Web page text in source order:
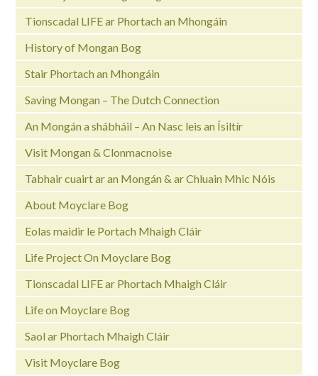
Tionscadal LIFE ar Phortach an Mhongáin
History of Mongan Bog
Stair Phortach an Mhongáin
Saving Mongan – The Dutch Connection
An Mongán a shábháil – An Nasc leis an Ísiltír
Visit Mongan & Clonmacnoise
Tabhair cuairt ar an Mongán & ar Chluain Mhic Nóis
About Moyclare Bog
Eolas maidir le Portach Mhaigh Cláir
Life Project On Moyclare Bog
Tionscadal LIFE ar Phortach Mhaigh Cláir
Life on Moyclare Bog
Saol ar Phortach Mhaigh Cláir
Visit Moyclare Bog